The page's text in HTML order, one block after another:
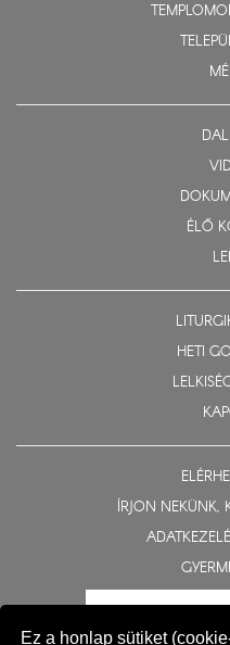
Ez a honlap sütiket
ÉLŐ
HETI
ÍRJON NEKÜNK,